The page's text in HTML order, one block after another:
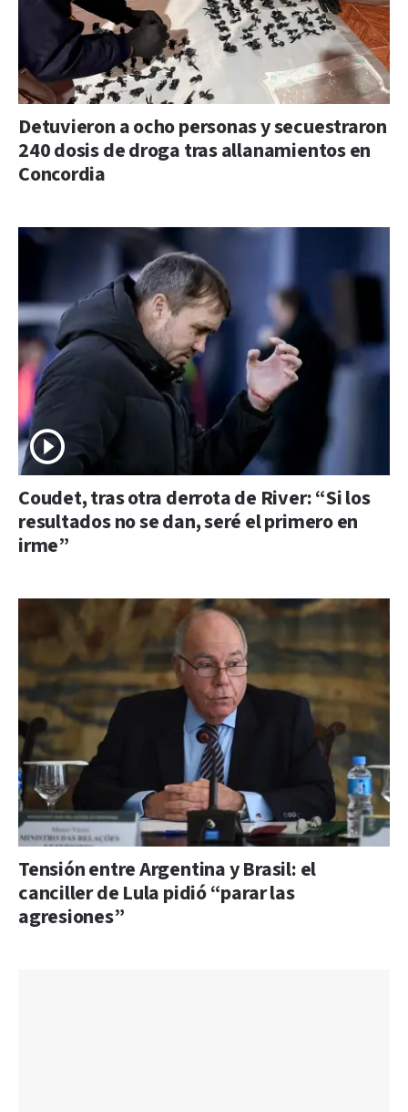
Detuvieron a ocho personas y secuestraron
240 dosis de droga tras allanamientos en
Concordia
Coudet, tras otra derrota de River: “Si los
resultados no se dan, seré el primero en
irme”
Tensión entre Argentina y Brasil: el
canciller de Lula pidió “parar las
agresiones”